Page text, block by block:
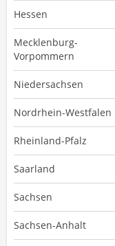
Hessen
Mecklenburg-
Vorpommern
Niedersachsen
Nordrhein-Westfalen
Rheinland-Pfalz
Saarland
Sachsen
Sachsen-Anhalt